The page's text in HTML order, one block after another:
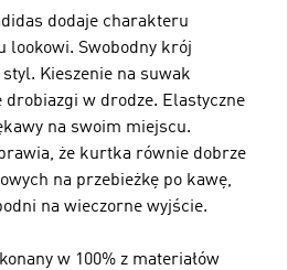
dodaje charakteru
lookowi. Swobodny krój
Kieszenie na suwak
drobiazgi w drodze. Elastyczne
na swoim miejscu.
że kurtka równie dobrze
na przebieżkę po kawę,
na wieczorne wyjście.
w 100% z materiałów